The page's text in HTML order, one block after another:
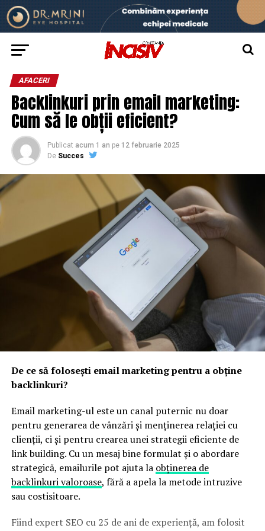
AFACERI
Backlinkuri prin email marketing:
Cum să le obții eficient?
Publicat acum 1 an pe 12 februarie 2025
De Succes
De ce să folosești email marketing pentru a obține
backlinkuri?
Email marketing-ul este un canal puternic nu doar
pentru generarea de vânzări și menținerea relației cu
clienții, ci și pentru crearea unei strategii eficiente de
link building. Cu un mesaj bine formulat și o abordare
strategică, emailurile pot ajuta la obținerea de
backlinkuri valoroase, fără a apela la metode intruzive
sau costisitoare.
Fiind expert SEO cu 25 de ani de experiență, am folosit